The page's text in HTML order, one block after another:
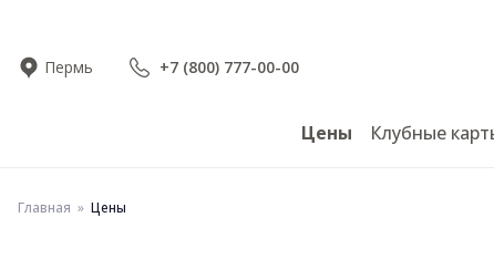
Пермь +7 (800) 777-00-00
Цены Клубные
Главная Цены